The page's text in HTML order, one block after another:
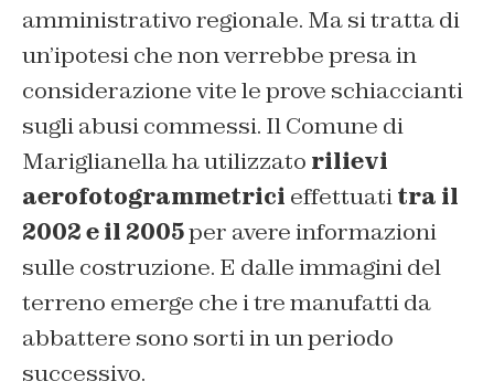
amministrativo regionale. Ma si tratta di
un’ipotesi che non verrebbe presa in
considerazione vite le prove schiaccianti
sugli abusi commessi. Il Comune di
Mariglianella ha utilizzato rilievi
aerofotogrammetrici effettuatitra il
2002 e il 2005per avere informazioni
sulle costruzione. E dalle immagini del
terreno emerge che i tre manufatti da
abbattere sono sorti in un periodo
successivo.